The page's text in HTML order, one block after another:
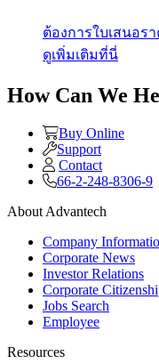
ต้องการใบเสนอร
ดูเพิ่มเติมที่นี่
How Can We
Buy Online
Support
Contact
66-2-248-8306-9
About Advantech
Company
Corporate News
Investor Relations
Corporate
Jobs Search
Employee
Resources